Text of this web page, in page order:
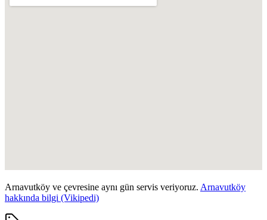
Arnavutköy ve çevresine aynı gün servis veriyoruz. Arnavutköy
hakkında bilgi (Vikipedi)